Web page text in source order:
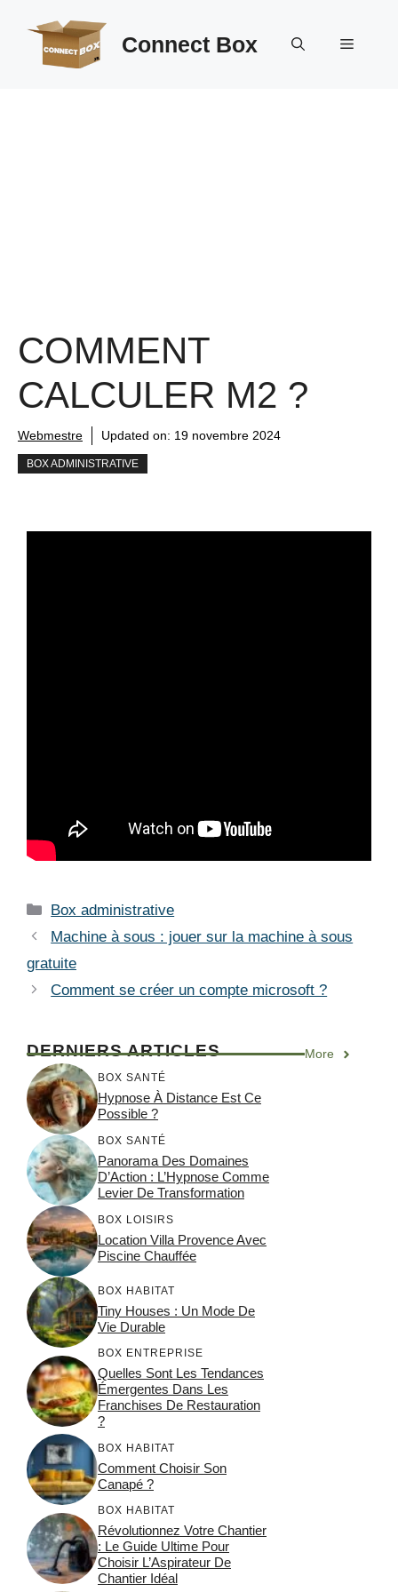
contenu
Connect Box Menu
COMMENT
CALCULER M2 ?
Webmestre Updated on: 19 novembre 2024
BOX ADMINISTRATIVE
Catégories
Box administrative
Machine à sous : jouer sur la machine à sous
gratuite
Comment se créer un compte microsoft ?
DERNIERS ARTICLES More
BOX SANTÉ
Hypnose À Distance Est Ce
Possible ?
BOX SANTÉ
Panorama Des Domaines
D’Action : L’Hypnose Comme
Levier De Transformation
BOX LOISIRS
Location Villa Provence Avec
Piscine Chauffée
BOX HABITAT
Tiny Houses : Un Mode De
Vie Durable
BOX ENTREPRISE
Quelles Sont Les Tendances
Émergentes Dans Les
Franchises De Restauration
?
BOX HABITAT
Comment Choisir Son
Canapé ?
BOX HABITAT
Révolutionnez Votre Chantier
: Le Guide Ultime Pour
Choisir L’Aspirateur De
Chantier Idéal